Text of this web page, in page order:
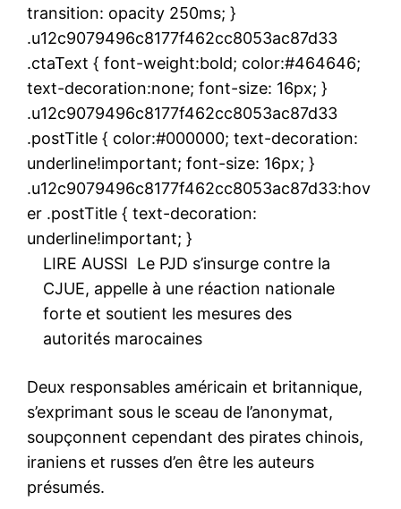
transition: opacity 250ms; }
.u12c9079496c8177f462cc8053ac87d33
.ctaText { font-weight:bold; color:#464646;
text-decoration:none; font-size: 16px; }
.u12c9079496c8177f462cc8053ac87d33
.postTitle { color:#000000; text-decoration:
underline!important; font-size: 16px; }
.u12c9079496c8177f462cc8053ac87d33:hov
er .postTitle { text-decoration:
underline!important; }
LIRE AUSSI Le PJD s’insurge contre la
CJUE, appelle à une réaction nationale
forte et soutient les mesures des
autorités marocaines
Deux responsables américain et britannique,
s’exprimant sous le sceau de l’anonymat,
soupçonnent cependant des pirates chinois,
iraniens et russes d’en être les auteurs
présumés.